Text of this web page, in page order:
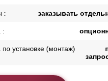
: заказывать
:
по установке (монтаж)